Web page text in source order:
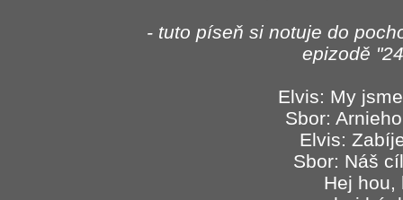
- tuto píseň si notuje do
epizodě
Elvis: My
Sbor:
Elvis:
Sbor: Náš
Hej hou,